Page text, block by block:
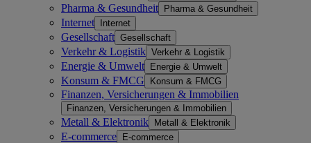
Pharma & Gesundheit Pharma & Gesundheit
Internet Internet
Gesellschaft Gesellschaft
Verkehr & Logistik Verkehr & Logistik
Energie & Umwelt Energie & Umwelt
Konsum & FMCG Konsum & FMCG
Finanzen, Versicherungen & Immobilien
Finanzen, Versicherungen & Immobilien
Metall & Elektronik Metall & Elektronik
E-commerce E-commerce